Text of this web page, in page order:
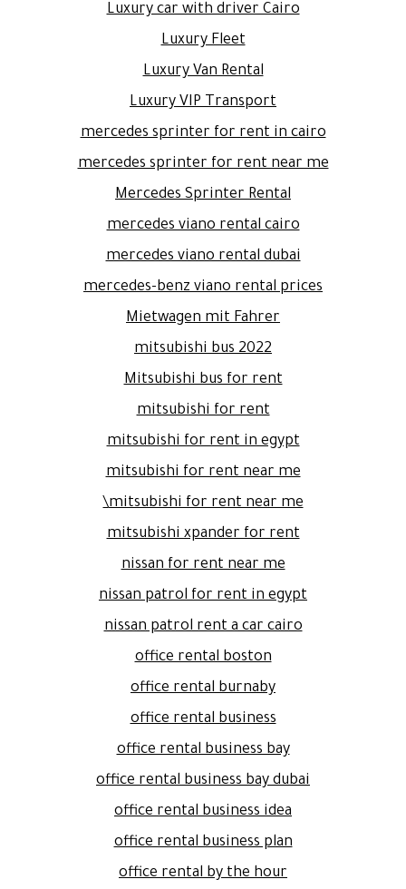
Luxury car with driver Cairo
Luxury Fleet
Luxury Van Rental
Luxury VIP Transport
mercedes sprinter for rent in cairo
mercedes sprinter for rent near me
Mercedes Sprinter Rental
mercedes viano rental cairo
mercedes viano rental dubai
mercedes-benz viano rental prices
Mietwagen mit Fahrer
mitsubishi bus 2022
Mitsubishi bus for rent
mitsubishi for rent
mitsubishi for rent in egypt
mitsubishi for rent near me
mitsubishi for rent near me\
mitsubishi xpander for rent
nissan for rent near me
nissan patrol for rent in egypt
nissan patrol rent a car cairo
office rental boston
office rental burnaby
office rental business
office rental business bay
office rental business bay dubai
office rental business idea
office rental business plan
office rental by the hour